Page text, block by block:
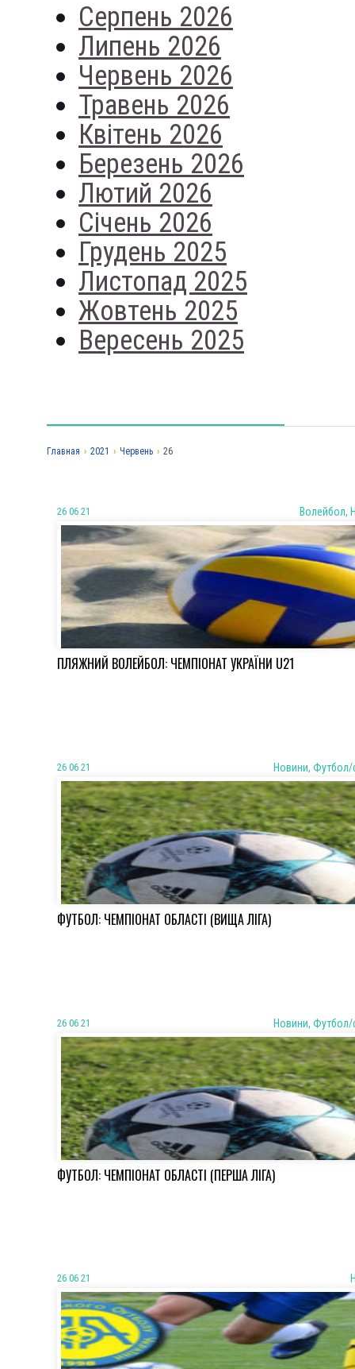
Серпень 2026
Липень 2026
Червень 2026
Травень 2026
Квітень 2026
Березень 2026
Лютий 2026
Січень 2026
Грудень 2025
Листопад 2025
Жовтень 2025
Вересень 2025
Главная › 2021 › Червень › 26
26 06 21 Волейбол,
ПЛЯЖНИЙ ВОЛЕЙБОЛ: ЧЕМПІОНАТ УКРАЇНИ U21
26 06 21 Новини, Футбол/
ФУТБОЛ: ЧЕМПІОНАТ ОБЛАСТІ (ВИЩА ЛІГА)
26 06 21 Новини, Футбол/
ФУТБОЛ: ЧЕМПІОНАТ ОБЛАСТІ (ПЕРША ЛІГА)
26 06 21